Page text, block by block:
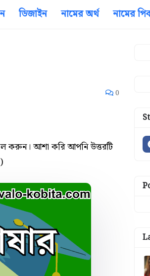
ডিজাইন নামের অর্থ নামের
0
করুন। আশা করি আপনি উত্তরটি